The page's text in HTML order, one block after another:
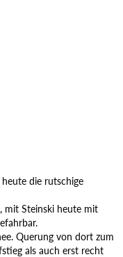
die rutschige
mit Steinski heute mit
Querung von dort zum
als auch erst recht